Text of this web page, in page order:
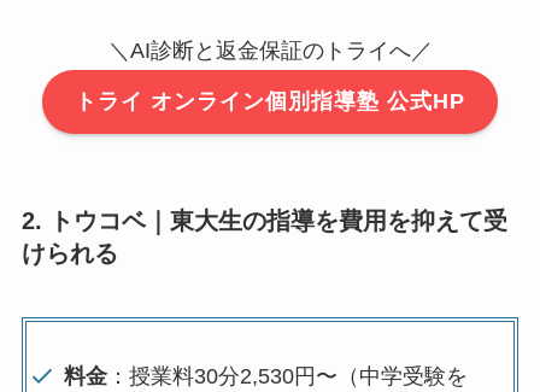
＼AI診断と返金保証のトライへ／
トライ オンライン個別指導塾 公式HP
2. トウコベ｜東大生の指導を費用を抑えて受
けられる
料金 ：授業料30分2,530円〜（中学受験を